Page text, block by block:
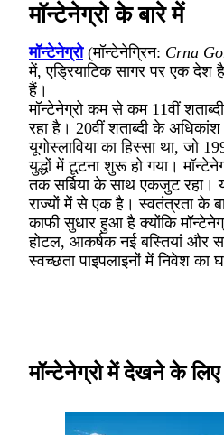
मॉन्टेनेग्रो के बारे में
मॉन्टेनेग्रो(मॉन्टेनेग्रिन: Crna
में, एड्रियाटिक सागर पर एक देश
हैं।
मॉन्टेनेग्रो कम से कम 11वीं
रहा है। 20वीं शताब्दी के
यूगोस्लाविया का हिस्सा था, जो
युद्धों में टूटना शुरू हो गया।
तक सर्बिया के साथ एकजुट रहा।
राज्यों में से एक है। स्वतंत्रता के
काफी सुधार हुआ है क्योंकि
होटल, आकर्षक नई बस्तियां और
स्वच्छता पाइपलाइनों में निवेश का
मॉन्टेनेग्रो में देखने के